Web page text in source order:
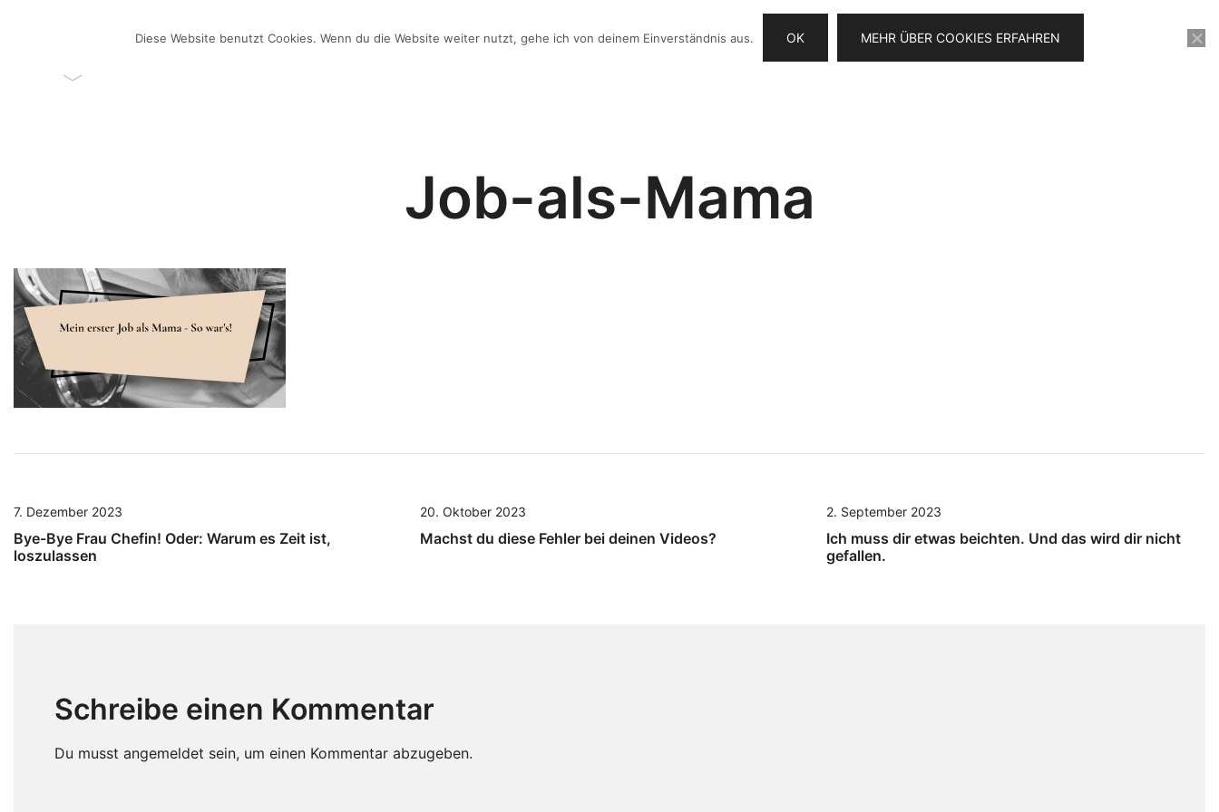
ÜBER MICH VIDEO-BLOG VIDEO-IDEEN CHECKLISTE ANGEBOTE KONTAKT VIDEOSERIE FÜR 0€
Job-als-Mama
7. Dezember 2023
Bye-Bye Frau Chefin! Oder: Warum es Zeit ist,
loszulassen
20. Oktober 2023
Machst du diese Fehler bei deinen Videos?
2. September 2023
Ich muss dir etwas beichten. Und das wird dir nicht
gefallen.
Schreibe einen Kommentar
Du musst angemeldet sein, um einen Kommentar abzugeben.
Diese Website benutzt Cookies. Wenn du die Website weiter nutzt, gehe ich von deinem Einverständnis aus. OK MEHR ÜBER COOKIES ERFAHREN